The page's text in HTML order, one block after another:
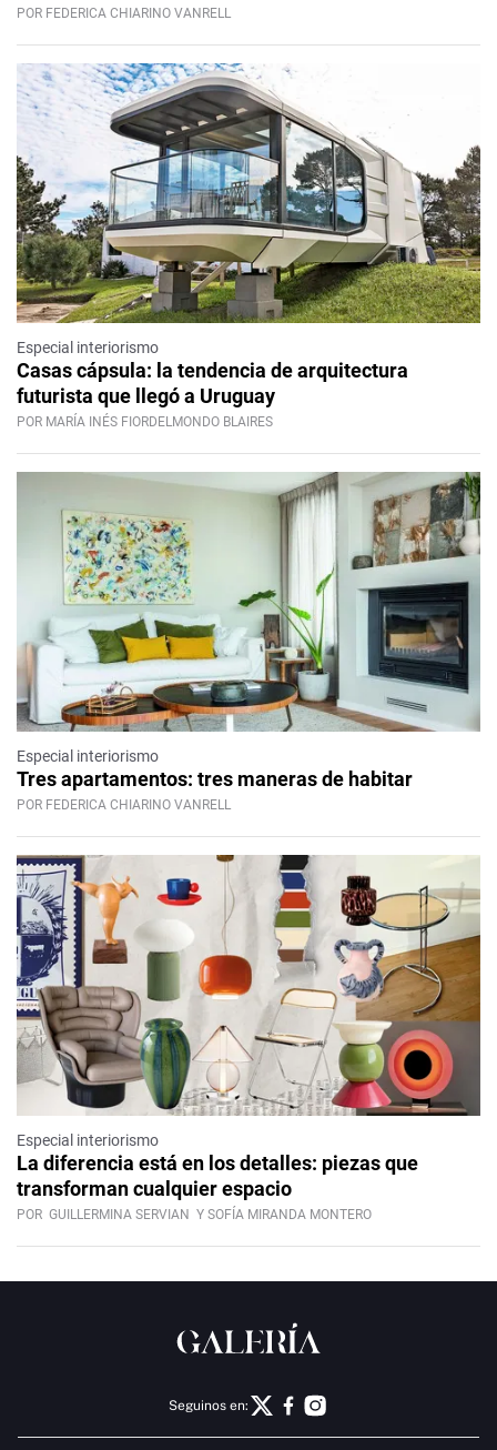
POR FEDERICA CHIARINO VANRELL
Especial interiorismo
Casas cápsula: la tendencia de arquitectura
futurista que llegó a Uruguay
POR MARÍA INÉS FIORDELMONDO BLAIRES
Especial interiorismo
Tres apartamentos: tres maneras de habitar
POR FEDERICA CHIARINO VANRELL
Especial interiorismo
La diferencia está en los detalles: piezas que
transforman cualquier espacio
POR GUILLERMINA SERVIAN Y SOFÍA MIRANDA MONTERO
Seguinos en: